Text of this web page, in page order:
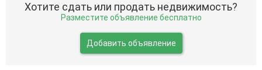
Хотите сдать или продать недвижимость?
Разместите объявление бесплатно
Добавить объявление